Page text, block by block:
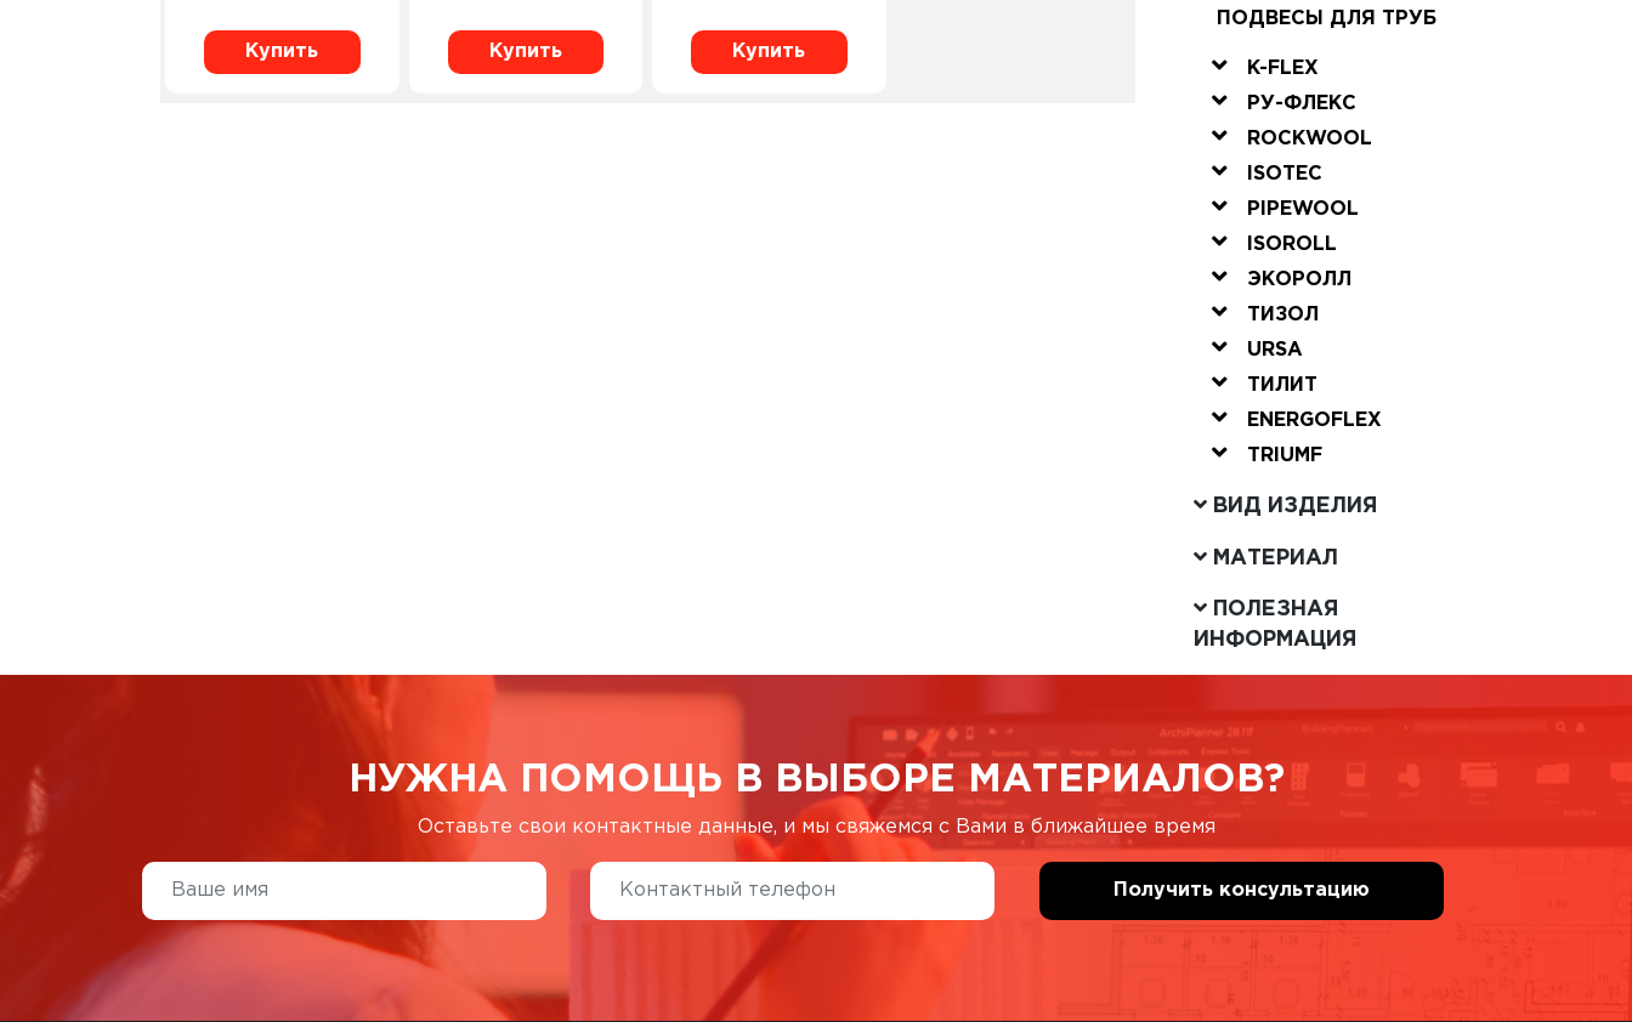
Купить Купить Купить
ПОДВЕСЫ ДЛЯ ТРУБ
K-FLEX
РУ-ФЛЕКС
ROCKWOOL
ISOTEC
PIPEWOOL
ISOROLL
ЭКОРОЛЛ
ТИЗОЛ
URSA
ТИЛИТ
ENERGOFLEX
TRIUMF
ВИД ИЗДЕЛИЯ
МАТЕРИАЛ
ПОЛЕЗНАЯ
ИНФОРМАЦИЯ
НУЖНА ПОМОЩЬ В ВЫБОРЕ МАТЕРИАЛОВ?
Оставьте свои контактные данные, и мы свяжемся с Вами в ближайшее время